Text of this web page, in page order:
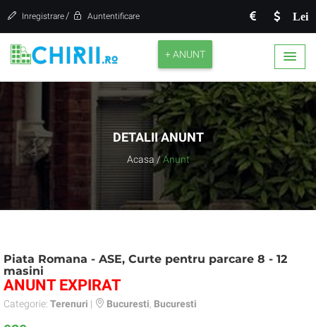
Lei
Inregistrare / Auntentificare
+ ANUNT
DETALII ANUNT
Acasa / Anunt
Piata Romana - ASE, Curte pentru parcare 8 - 12
masini
ANUNT EXPIRAT
Categorie: Terenuri | Bucuresti Bucuresti